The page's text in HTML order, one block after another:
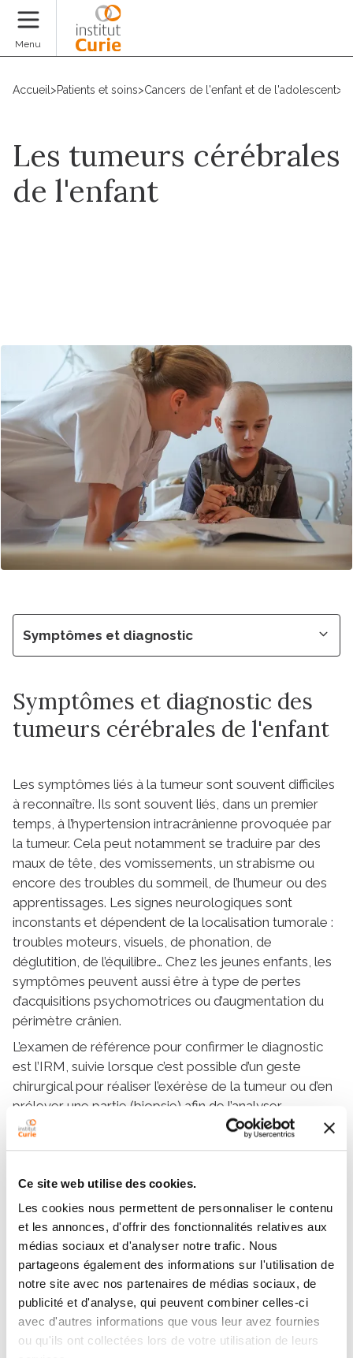
Ce site web utilise des cookies.
Les cookies nous permettent de personnaliser le contenu
et les annonces, d'offrir des fonctionnalités relatives aux
médias sociaux et d'analyser notre trafic. Nous
partageons également des informations sur l'utilisation de
notre site avec nos partenaires de médias sociaux, de
publicité et d'analyse, qui peuvent combiner celles-ci
avec d'autres informations que vous leur avez fournies
ou qu'ils ont collectées lors de votre utilisation de leurs
Menu
Accueil >Patients et soins>Cancers de l'enfant et de l'adolescent>
Les tumeurs cérébrales
de l'enfant
Symptômes et diagnostic
Symptômes et diagnostic des
tumeurs cérébrales de l'enfant
Les symptômes liés à la tumeur sont souvent difficiles
à reconnaître. Ils sont souvent liés, dans un premier
temps, à l’hypertension intracrânienne provoquée par
la tumeur. Cela peut notamment se traduire par des
maux de tête, des vomissements, un strabisme ou
encore des troubles du sommeil, de l’humeur ou des
apprentissages. Les signes neurologiques sont
inconstants et dépendent de la localisation tumorale :
troubles moteurs, visuels, de phonation, de
déglutition, de l’équilibre… Chez les jeunes enfants, les
symptômes peuvent aussi être à type de pertes
d’acquisitions psychomotrices ou d’augmentation du
périmètre crânien.
L’examen de référence pour confirmer le diagnostic
est l’IRM, suivie lorsque c’est possible d’un geste
chirurgical pour réaliser l’exérèse de la tumeur ou d’en
prélever une partie (biopsie) afin de l’analyser.
Certaines rares tumeurs (tumeurs germinales
céphalo-rachidien. Les progrès des dernières années
permettent de mieux caractériser les tumeurs sur le
plan bio-pathologique, ce qui permet d’adapter les
traitements.
Plus de contenu